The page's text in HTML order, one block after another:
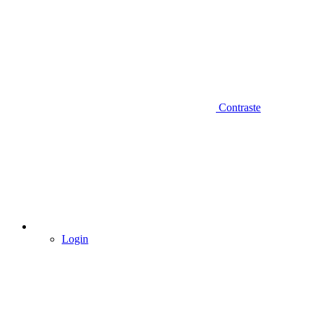
Contraste
Login